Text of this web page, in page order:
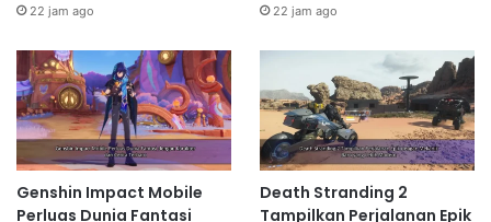
22 jam ago 22 jam ago
Genshin Impact Mobile
Perluas Dunia Fantasi
Death Stranding 2
Tampilkan Perjalanan Epik